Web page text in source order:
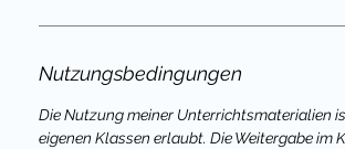
Nutzungsbedingungen
Die Nutzung meiner Unterrichtsmaterialien
eigenen Klassen erlaubt. Die Weitergabe im